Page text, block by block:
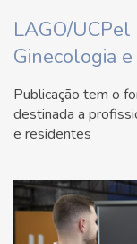
LAGO/
Ginecologia
Publicação tem o
destinada a
e residentes